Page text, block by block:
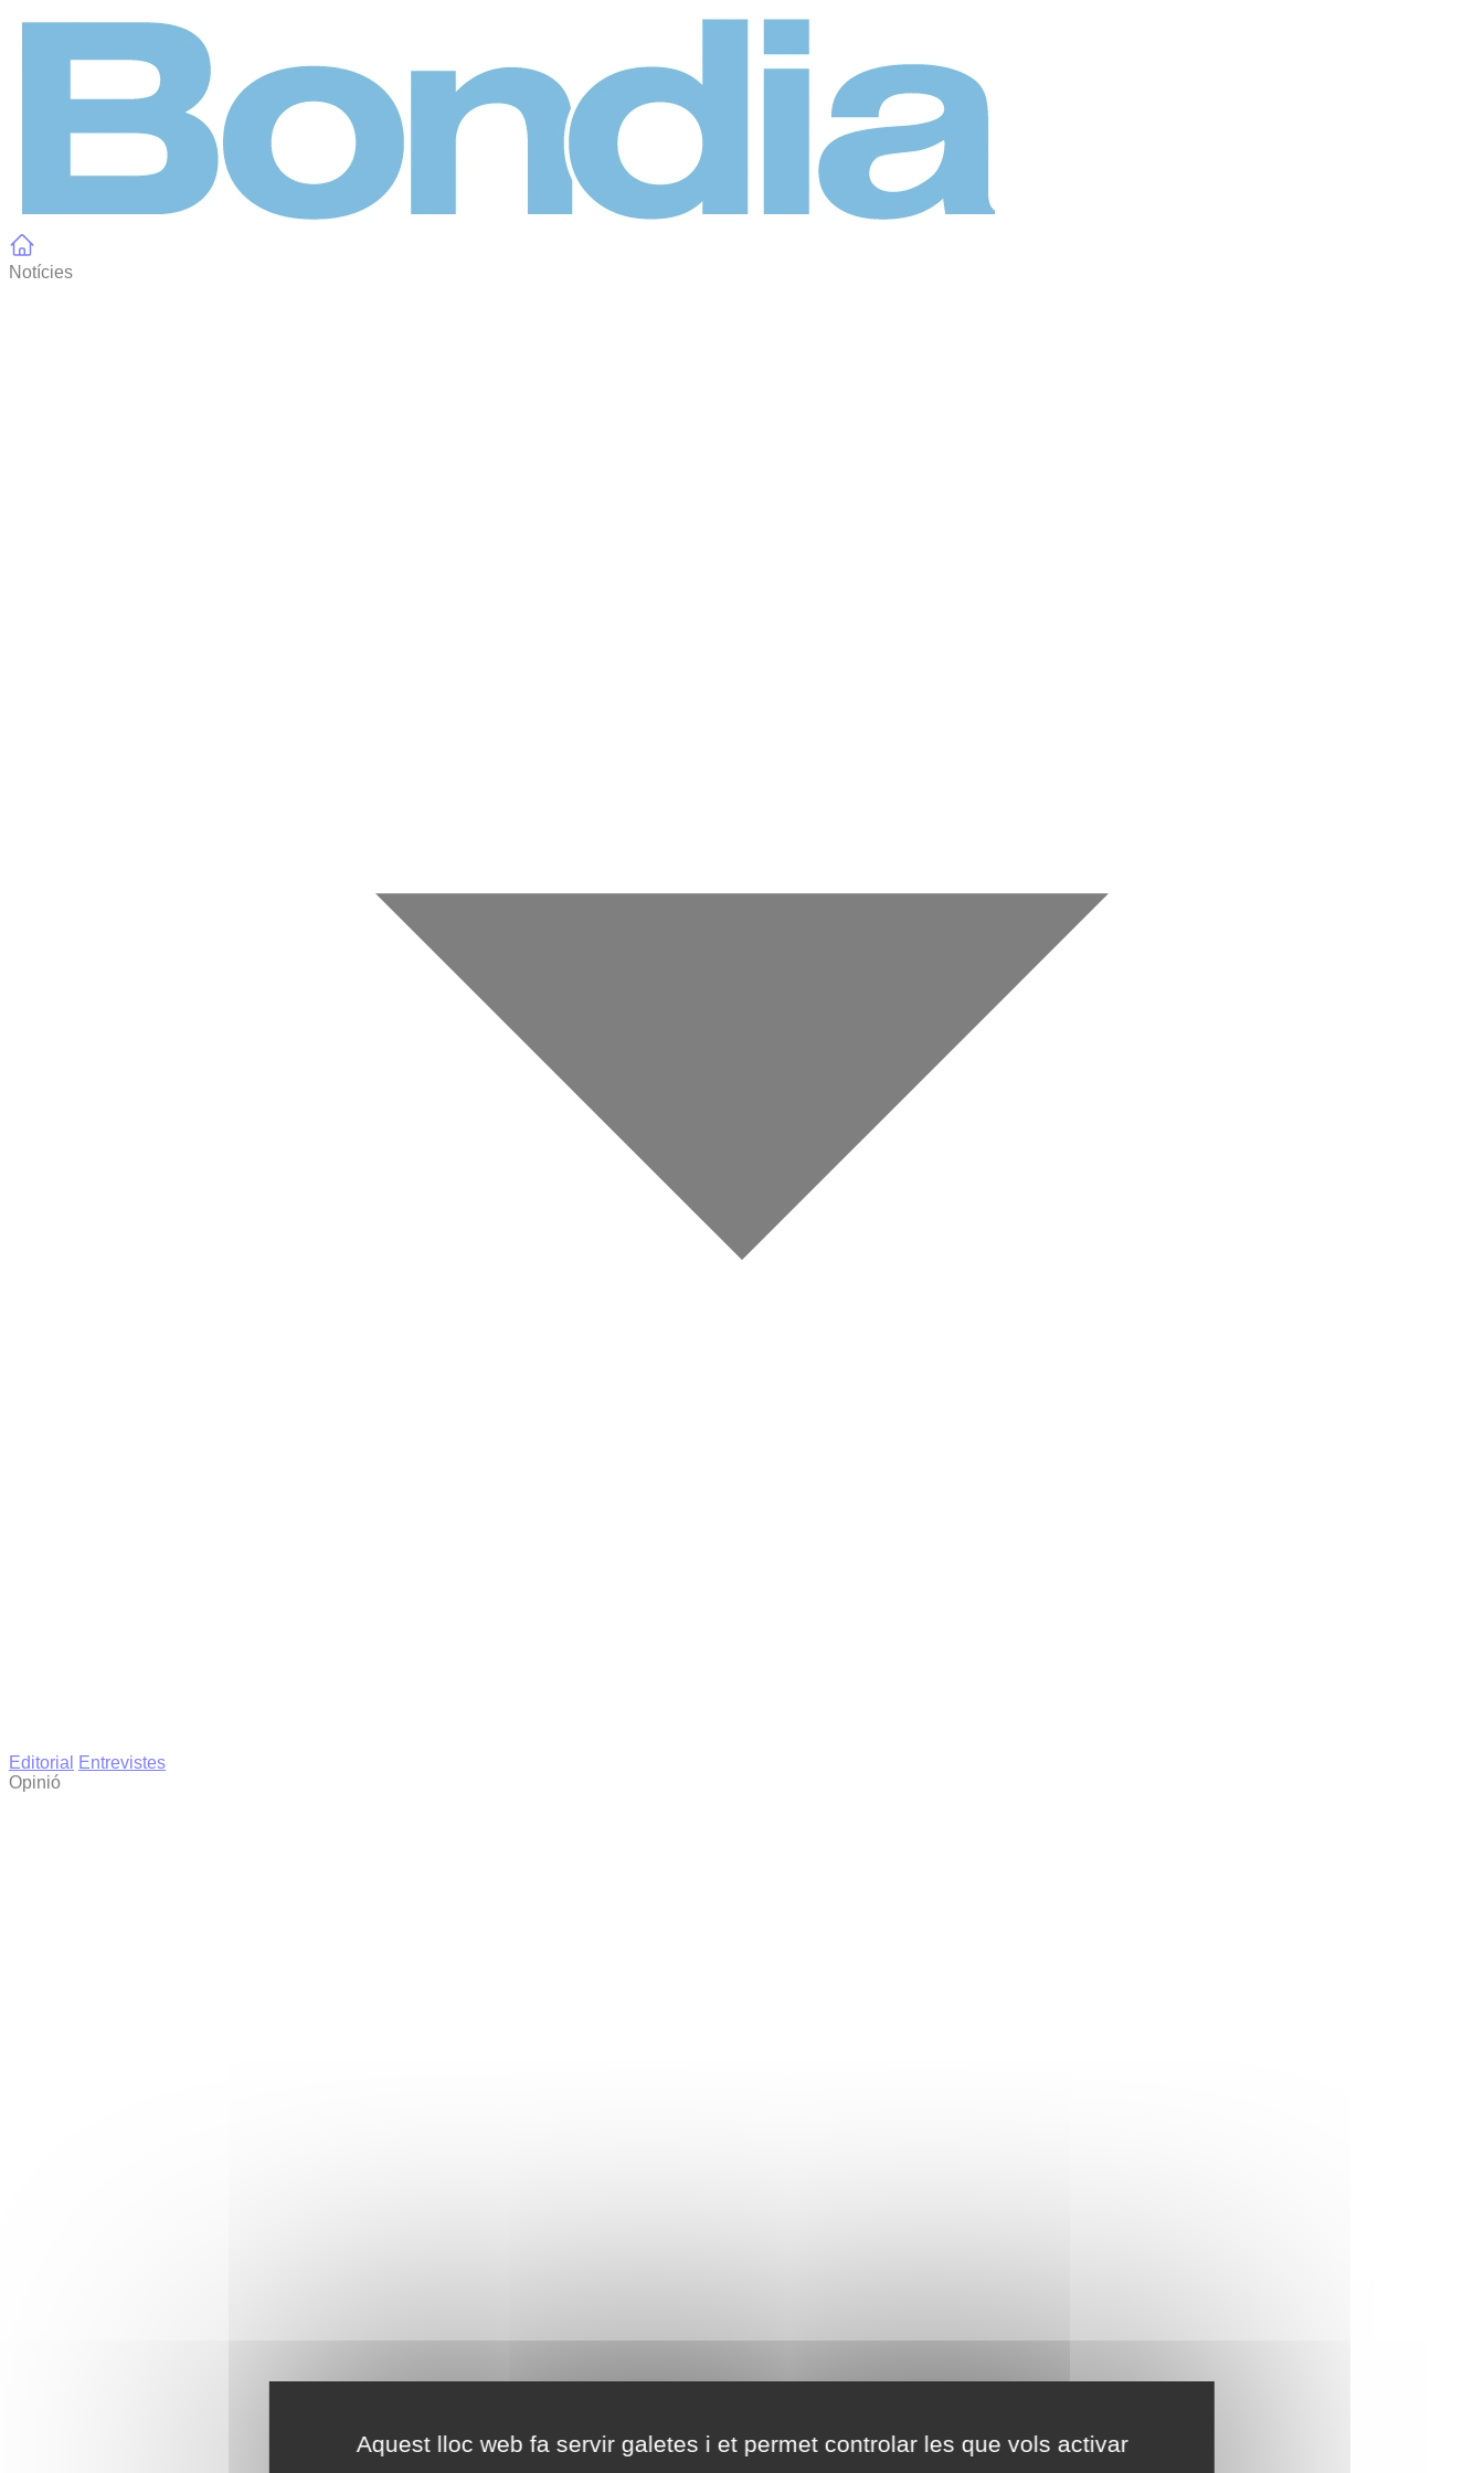
Aquest lloc web fa servir galetes i et permet controlar les que vols activar
Notícies
Editorial
Entrevistes
Opinió